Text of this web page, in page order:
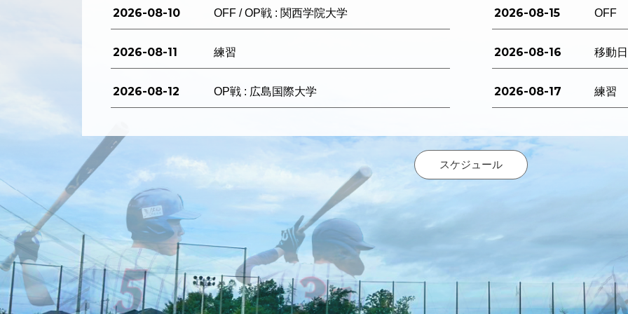
2026-08-10 OFF / OP戦 : 関西学院大学
2026-08-11 練習
2026-08-12 OP戦 : 広島国際大学
2026-08-15 OFF
2026-08-16 移動日
2026-08-17 練習
スケジュール